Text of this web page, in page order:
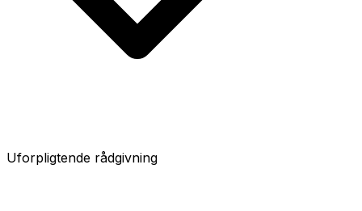
Uforpligtende rådgivning